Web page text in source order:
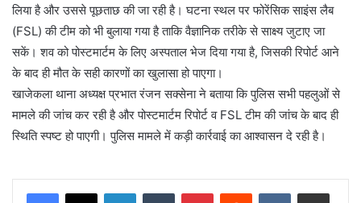
लिया है और उससे पूछताछ की जा रही है। घटना स्थल पर फोरेंसिक साइंस लैब
(FSL) की टीम को भी बुलाया गया है ताकि वैज्ञानिक तरीके से साक्ष्य जुटाए जा
सकें। शव को पोस्टमार्टम के लिए अस्पताल भेज दिया गया है, जिसकी रिपोर्ट आने
के बाद ही मौत के सही कारणों का खुलासा हो पाएगा।
खाजेकला थाना अध्यक्ष प्रभात रंजन सक्सेना ने बताया कि पुलिस सभी पहलुओं से
मामले की जांच कर रही है और पोस्टमार्टम रिपोर्ट व FSL टीम की जांच के बाद ही
स्थिति स्पष्ट हो पाएगी। पुलिस मामले में कड़ी कार्रवाई का आश्वासन दे रही है।
LinkedInTumblr PinterestReddit VKontakteShare via Email